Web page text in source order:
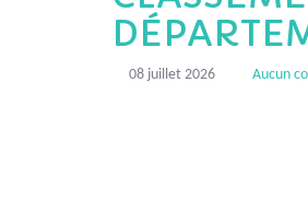
08 juillet 2026 Aucun